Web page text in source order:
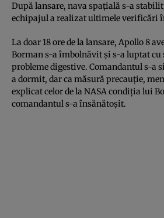
După lansare, nava spaţială s-a
echipajul a realizat ultimele verificări
La doar 18 ore de la lansare, Apollo 8
Borman s-a îmbolnăvit şi s-a luptat cu
probleme digestive. Comandantul s-a
a dormit, dar ca măsură precauţie,
explicat celor de la NASA condiţia lui
comandantul s-a însănătoşit.